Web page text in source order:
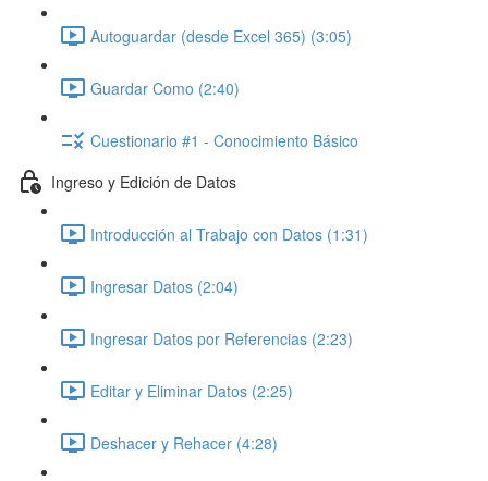
Autoguardar (desde Excel 365) (3:05)
Guardar Como (2:40)
Cuestionario #1 - Conocimiento Básico
Ingreso y Edición de Datos
Introducción al Trabajo con Datos (1:31)
Ingresar Datos (2:04)
Ingresar Datos por Referencias (2:23)
Editar y Eliminar Datos (2:25)
Deshacer y Rehacer (4:28)